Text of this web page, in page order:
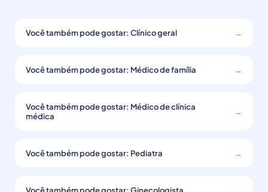
Você também pode gostar: Clínico geral →
Você também pode gostar: Médico de família →
Você também pode gostar: Médico de clínica
médica
→
Você também pode gostar: Pediatra →